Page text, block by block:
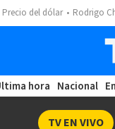
Precio del dólar Rodrigo
hora Nacional
TV EN VIVO